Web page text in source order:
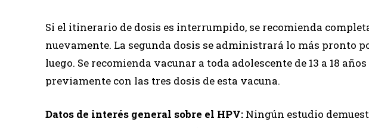
Si el itinerario de dosis es interrumpido, se recomienda
nuevamente. La segunda dosis se administrará lo más pronto
luego. Se recomienda vacunar a toda adolescente de 13 a 18
previamente con las tres dosis de esta vacuna.
Datos de interés general sobre el HPV: Ningún estudio